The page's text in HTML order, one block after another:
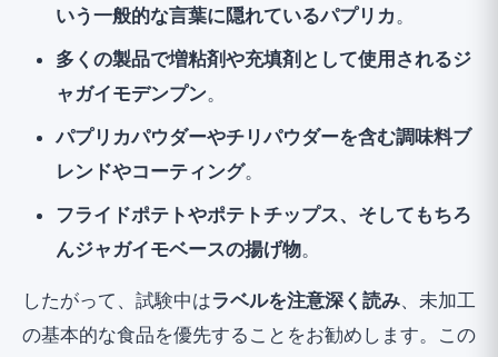
いう一般的な言葉に隠れているパプリカ。
多くの製品で増粘剤や充填剤として使用されるジ
ャガイモデンプン。
パプリカパウダーやチリパウダーを含む調味料ブ
レンドやコーティング。
フライドポテトやポテトチップス、そしてもちろ
んジャガイモベースの揚げ物。
したがって、試験中はラベルを注意深く読み、未加工
の基本的な食品を優先することをお勧めします。この